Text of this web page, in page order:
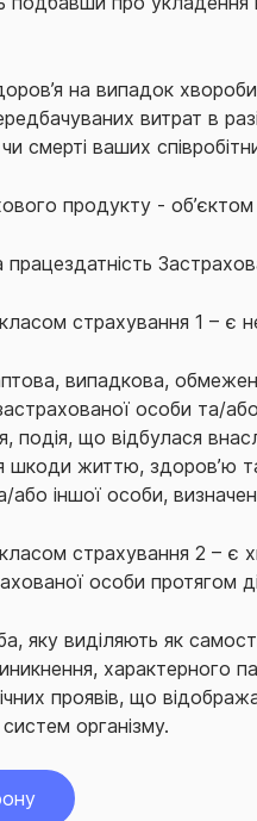
на випадок
витрат в
смерті ваших
продукту -
працездатність
страхування 1 – є
випадкова,
особи та/
подія, що відбулася
шкоди життю, здоров’ю
або іншої особи,
страхування 2 – є
особи протягом
яку виділяють як
характерного
проявів, що
організму.